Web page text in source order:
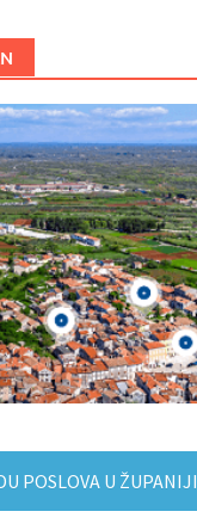
POSLOVA U ŽUPANIJI